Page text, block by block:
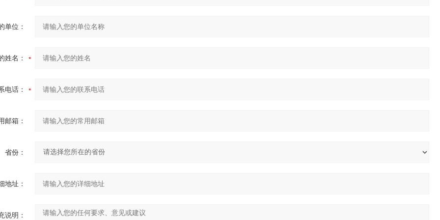
单位：
姓名：
电话：
邮箱：
省份：
地址：
说明：